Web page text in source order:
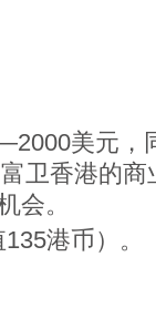
美元，
卫香港的
会。
港币）。